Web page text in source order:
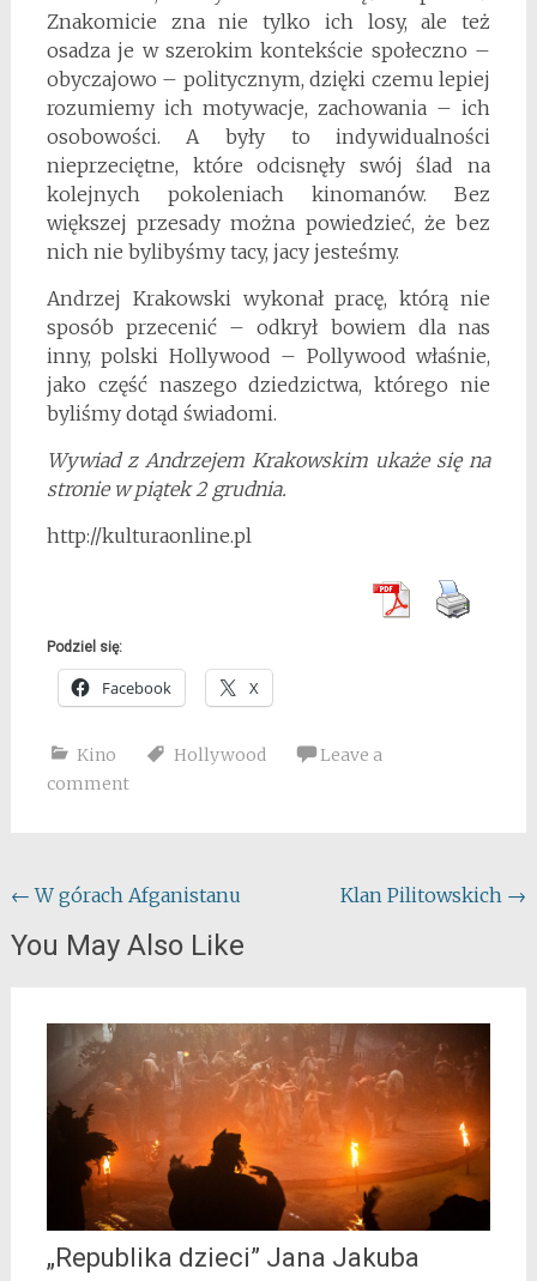
Znakomicie zna nie tylko ich losy, ale też
osadza je w szerokim kontekście społeczno –
obyczajowo – politycznym, dzięki czemu lepiej
rozumiemy ich motywacje, zachowania – ich
osobowości. A były to indywidualności
nieprzeciętne, które odcisnęły swój ślad na
kolejnych pokoleniach kinomanów. Bez
większej przesady można powiedzieć, że bez
nich nie bylibyśmy tacy, jacy jesteśmy.
Andrzej Krakowski wykonał pracę, którą nie
sposób przecenić – odkrył bowiem dla nas
inny, polski Hollywood – Pollywood właśnie,
jako część naszego dziedzictwa, którego nie
byliśmy dotąd świadomi.
Wywiad z Andrzejem Krakowskim ukaże się na
stronie w piątek 2 grudnia.
http://kulturaonline.pl
Podziel się:
Facebook X
Kino Hollywood
Leave a
comment
Post
navigation
← W górach Afganistanu Klan Pilitowskich →
You May Also Like
„Republika dzieci” Jana Jakuba